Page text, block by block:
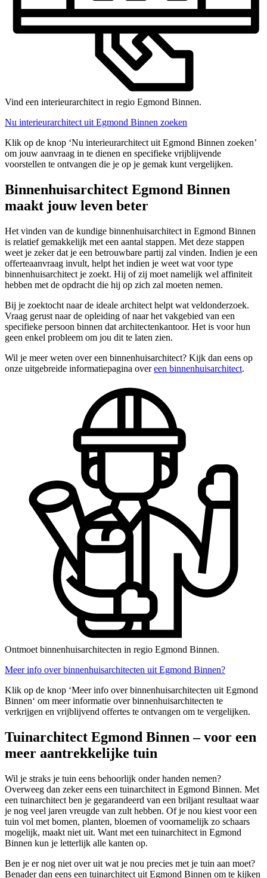
Vind een interieurarchitect in regio Egmond Binnen.
Nu interieurarchitect uit Egmond Binnen zoeken
Klik op de knop ‘Nu interieurarchitect uit Egmond Binnen zoeken’
om jouw aanvraag in te dienen en specifieke vrijblijvende
voorstellen te ontvangen die je op je gemak kunt vergelijken.
Binnenhuisarchitect Egmond Binnen
maakt jouw leven beter
Het vinden van de kundige binnenhuisarchitect in Egmond Binnen
is relatief gemakkelijk met een aantal stappen. Met deze stappen
weet je zeker dat je een betrouwbare partij zal vinden. Indien je een
offerteaanvraag invult, helpt het indien je weet wat voor type
binnenhuisarchitect je zoekt. Hij of zij moet namelijk wel affiniteit
hebben met de opdracht die hij op zich zal moeten nemen.
Bij je zoektocht naar de ideale architect helpt wat veldonderzoek.
Vraag gerust naar de opleiding of naar het vakgebied van een
specifieke persoon binnen dat architectenkantoor. Het is voor hun
geen enkel probleem om jou dit te laten zien.
Wil je meer weten over een binnenhuisarchitect? Kijk dan eens op
onze uitgebreide informatiepagina overeen binnenhuisarchitect.
Ontmoet binnenhuisarchitecten in regio Egmond Binnen.
Meer info over binnenhuisarchitecten uit Egmond Binnen?
Klik op de knop ‘Meer info over binnenhuisarchitecten uit Egmond
Binnen‘ om meer informatie over binnenhuisarchitecten te
verkrijgen en vrijblijvend offertes te ontvangen om te vergelijken.
Tuinarchitect Egmond Binnen – voor een
meer aantrekkelijke tuin
Wil je straks je tuin eens behoorlijk onder handen nemen?
Overweeg dan zeker eens een tuinarchitect in Egmond Binnen. Met
een tuinarchitect ben je gegarandeerd van een briljant resultaat waar
je nog veel jaren vreugde van zult hebben. Of je nou kiest voor een
tuin vol met bomen, planten, bloemen of voornamelijk zo schaars
mogelijk, maakt niet uit. Want met een tuinarchitect in Egmond
Binnen kun je letterlijk alle kanten op.
Ben je er nog niet over uit wat je nou precies met je tuin aan moet?
Benader dan eens een tuinarchitect uit Egmond Binnen om te kijken